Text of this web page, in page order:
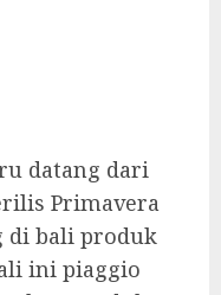
datang dari
Primavera
di bali produk
ini piaggio